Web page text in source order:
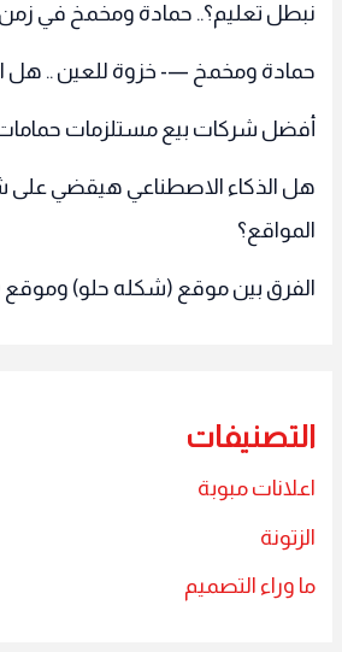
نبطل تعليم؟.. حمادة ومخمخ في زمن
حمادة ومخمخ —- خزوة للعين .. هل
أفضل شركات بيع مستلزمات
هل الذكاء الاصطناعي هيقضي
المواقع؟
الفرق بين موقع (شكله حلو)
التصنيفات
اعلانات مبوبة
الزتونة
ما وراء التصميم